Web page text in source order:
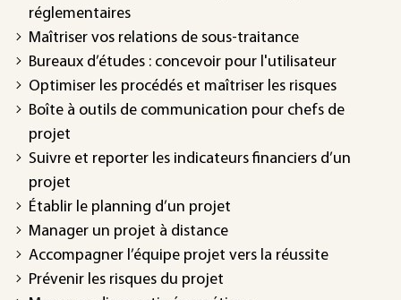
réglementaires
Maîtriser vos relations de sous-traitance
Bureaux d’études : concevoir pour l'utilisateur
Optimiser les procédés et maîtriser les risques
Boîte à outils de communication pour chefs de
projet
Suivre et reporter les indicateurs financiers d’un
projet
Établir le planning d’un projet
Manager un projet à distance
Accompagner l’équipe projet vers la réussite
Prévenir les risques du projet